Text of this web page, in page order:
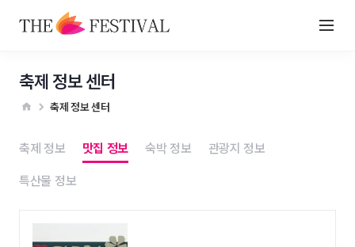
축제 정보 센터
축제 정보 센터
축제 정보 맛집 정보 숙박 정보 관광지 정보
특산물 정보